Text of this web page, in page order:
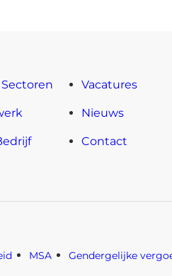
Vacatures
Nieuws
Contact
MSA Gendergelijke